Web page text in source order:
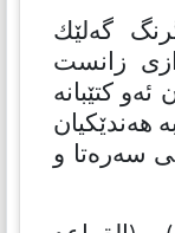
گەلێك
زانست
كتێبانە
هەندێكیان
سەرەتا و